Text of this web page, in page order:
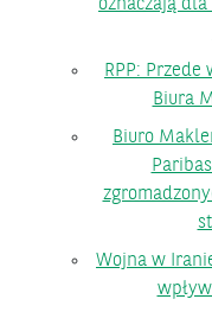
oznaczają
RPP:
Biura
Biuro
Wojna w